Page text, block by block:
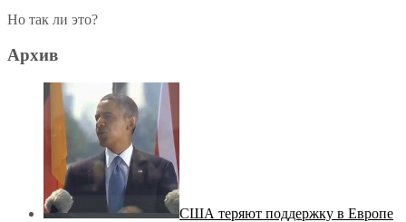
Но так ли это?
Архив
США теряют поддержку в Европе